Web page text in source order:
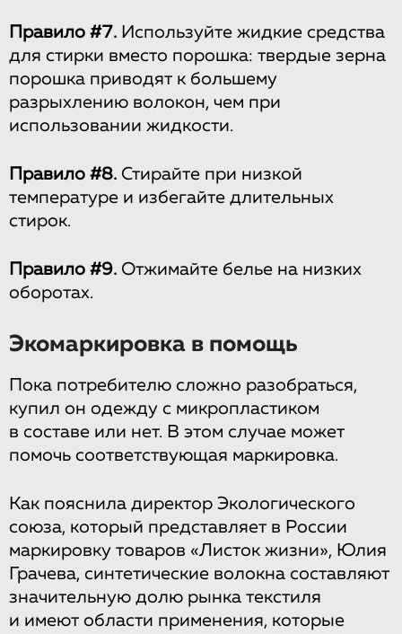
Правило #7. Используйте жидкие средства
для стирки вместо порошка: твердые зерна
порошка приводят к большему
разрыхлению волокон, чем при
использовании жидкости.
Правило #8. Стирайте при низкой
температуре и избегайте длительных
стирок.
Правило #9. Отжимайте белье на низких
оборотах.
Экомаркировка в помощь
Пока потребителю сложно разобраться,
купил он одежду с микропластиком
в составе или нет. В этом случае может
помочь соответствующая маркировка.
Как пояснила директор Экологического
союза, который представляет в России
маркировку товаров «Листок жизни», Юлия
Грачева, синтетические волокна составляют
значительную долю рынка текстиля
и имеют области применения, которые